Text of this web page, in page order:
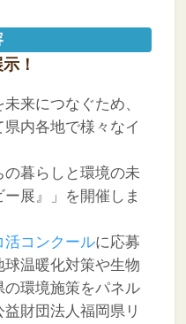
！
来につなぐため、
内各地で様々なイ
暮らしと環境の未
展』」を開催しま
活コンクールに応募
温暖化対策や生物
環境施策をパネル
財団法人福岡県リ